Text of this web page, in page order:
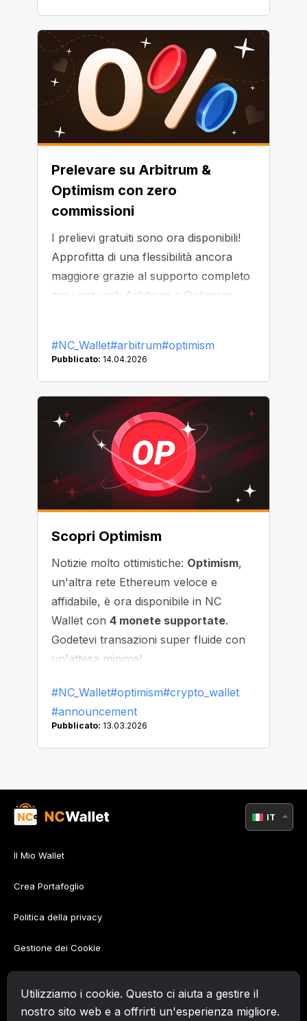
Utilizziamo i cookie. Questo ci aiuta a gestire il
nostro sito web e a offrirti un'esperienza migliore.
Prelevare su Arbitrum &
Optimism con zero
commissioni
I prelievi gratuiti sono ora disponibili!
Approfitta di una flessibilità ancora
maggiore grazie al supporto completo
per i network Arbitrum e Optimism.
#NC_Wallet#arbitrum#optimism
Pubblicato: 14.04.2026
Scopri Optimism
Notizie molto ottimistiche: Optimism,
un'altra rete Ethereum veloce e
affidabile, è ora disponibile in NC
Wallet con 4 monete supportate.
Godetevi transazioni super fluide con
un'attesa minima!
#NC_Wallet#optimism#crypto_wallet
#announcement
Pubblicato: 13.03.2026
Il Mio Wallet
Crea Portafoglio
Politica della privacy
Gestione dei Cookie
Condizioni d'uso
IT